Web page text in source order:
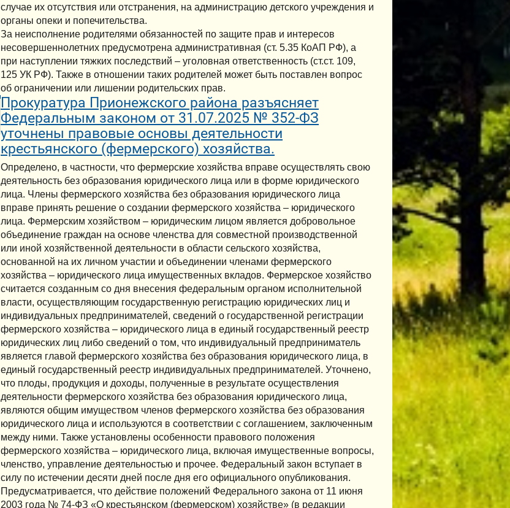
случае их отсутствия или отстранения, на администрацию детского учреждения и
органы опеки и попечительства.
За неисполнение родителями обязанностей по защите прав и интересов
несовершеннолетних предусмотрена административная (ст. 5.35 КоАП РФ), а
при наступлении тяжких последствий – уголовная ответственность (ст.ст. 109,
125 УК РФ). Также в отношении таких родителей может быть поставлен вопрос
об ограничении или лишении родительских прав.
Прокуратура Прионежского района разъясняет
Федеральным законом от 31.07.2025 № 352-ФЗ
уточнены правовые основы деятельности
крестьянского (фермерского) хозяйства.
Определено, в частности, что фермерские хозяйства вправе осуществлять свою
деятельность без образования юридического лица или в форме юридического
лица. Члены фермерского хозяйства без образования юридического лица
вправе принять решение о создании фермерского хозяйства – юридического
лица. Фермерским хозяйством – юридическим лицом является добровольное
объединение граждан на основе членства для совместной производственной
или иной хозяйственной деятельности в области сельского хозяйства,
основанной на их личном участии и объединении членами фермерского
хозяйства – юридического лица имущественных вкладов. Фермерское хозяйство
считается созданным со дня внесения федеральным органом исполнительной
власти, осуществляющим государственную регистрацию юридических лиц и
индивидуальных предпринимателей, сведений о государственной регистрации
фермерского хозяйства – юридического лица в единый государственный реестр
юридических лиц либо сведений о том, что индивидуальный предприниматель
является главой фермерского хозяйства без образования юридического лица, в
единый государственный реестр индивидуальных предпринимателей. Уточнено,
что плоды, продукция и доходы, полученные в результате осуществления
деятельности фермерского хозяйства без образования юридического лица,
являются общим имуществом членов фермерского хозяйства без образования
юридического лица и используются в соответствии с соглашением, заключенным
между ними. Также установлены особенности правового положения
фермерского хозяйства – юридического лица, включая имущественные вопросы,
членство, управление деятельностью и прочее. Федеральный закон вступает в
силу по истечении десяти дней после дня его официального опубликования.
Предусматривается, что действие положений Федерального закона от 11 июня
2003 года № 74-ФЗ «О крестьянском (фермерском) хозяйстве» (в редакции